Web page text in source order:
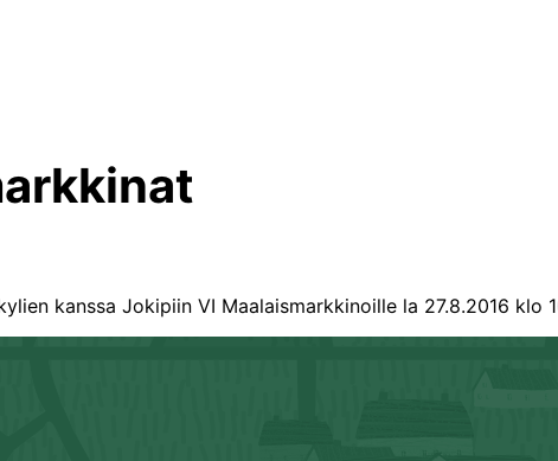
kanssa Jokipiin VI Maalaismarkkinoille la 27.8.2016 klo